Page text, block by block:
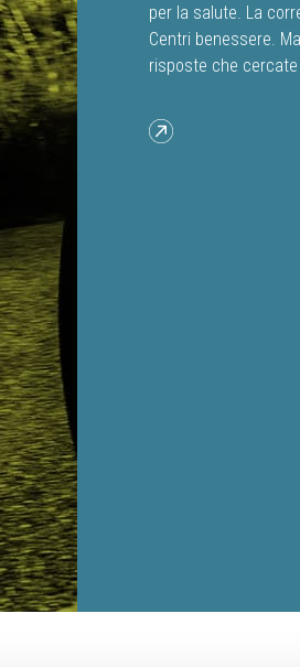
per la salute. La
Centri benessere.
risposte che cercate